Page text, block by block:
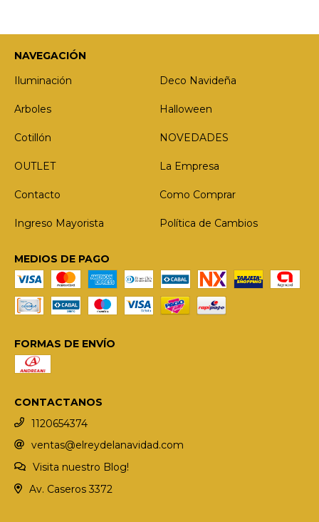
NAVEGACIÓN
Iluminación
Deco Navideña
Arboles Halloween
Cotillón NOVEDADES
OUTLET La Empresa
Contacto Como Comprar
Ingreso Mayorista Política de Cambios
MEDIOS DE PAGO
FORMAS DE ENVÍO
CONTACTANOS
1120654374
ventas@elreydelanavidad.com
Visita nuestro Blog!
Av. Caseros 3372